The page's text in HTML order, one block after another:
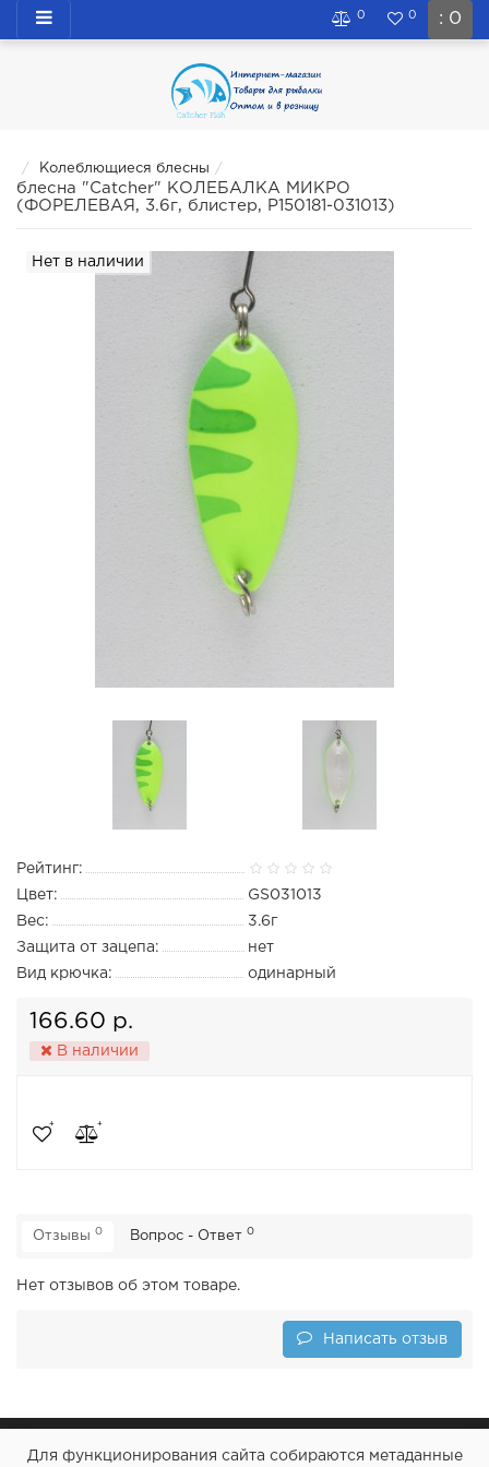
: 0
0 0
Колеблющиеся блесны
блесна "Catcher" КОЛЕБАЛКА МИКРО
(ФОРЕЛЕВАЯ, 3.6г, блистер, P150181-031013)
Нет в наличии
Рейтинг:
Цвет:
GS031013
Вес:
3.6г
Защита от зацепа:
нет
Вид крючка:
одинарный
166.60 р.
В наличии
Отзывы 0 Вопрос - Ответ 0
Нет отзывов об этом товаре.
Написать отзыв
Для функционирования сайта собираются метаданные